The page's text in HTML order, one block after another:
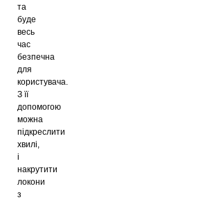
та
буде
весь
час
безпечна
для
користувача.
З її
допомогою
можна
підкреслити
хвилі,
і
накрутити
локони
з